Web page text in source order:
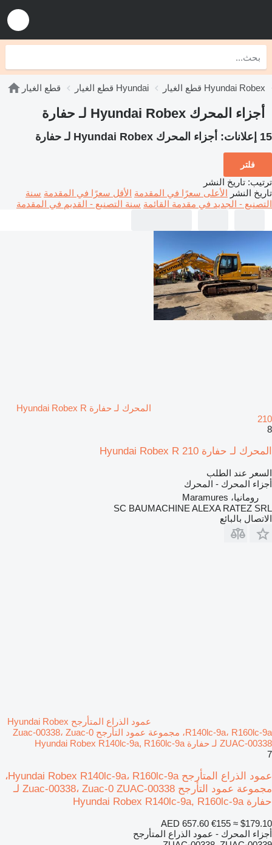
قطع الغيار قطع الغيار Hyundai قطع الغيار Hyundai Robex
أجزاء المحرك Hyundai Robex لـ حفارة
15 إعلانات: أجزاء المحرك Hyundai Robex لـ حفارة
فلتر
ترتيب: تاريخ النشر
تاريخ النشر الأعلى سعرًا في المقدمة الأقل سعرًا في المقدمة سنة
التصنيع - الجديد في مقدمة القائمة سنة التصنيع - القديم في المقدمة
المحرك لـ حفارة Hyundai Robex R
210
8
المحرك لـ حفارة Hyundai Robex R 210
السعر عند الطلب
أجزاء المحرك - المحرك
رومانيا، Maramures
SC BAUMACHINE ALEXA RATEZ SRL
الاتصال بالبائع
عمود الذراع المتأرجح Hyundai Robex
R140lc-9a، R160lc-9a، مجموعة عمود التأرجح Zuac-00338، Zuac-0
ZUAC-00338 لـ حفارة Hyundai Robex R140lc-9a, R160lc-9a
7
عمود الذراع المتأرجح Hyundai Robex R140lc-9a، R160lc-9a،
مجموعة عمود التأرجح Zuac-00338، Zuac-0 ZUAC-00338 لـ
حفارة Hyundai Robex R140lc-9a, R160lc-9a
AED 657.60 €155 ≈ $179.10
أجزاء المحرك - عمود الذراع المتأرجح